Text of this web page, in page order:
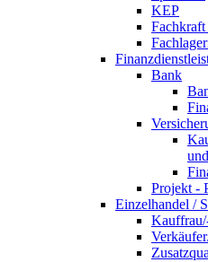
KEP
Bank
Projekt -
Einzelhandel /